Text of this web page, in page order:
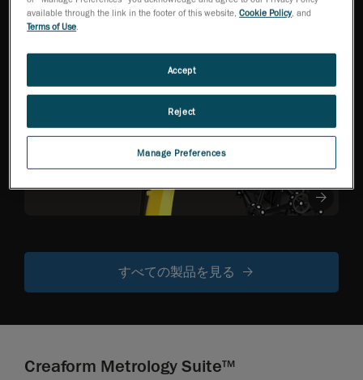
生産性向上を支え
る、座標測定機品質
ロボット搭載型
すべての製品を見る
Creaform Metrology SuiteTM
available through the link in the footer of this website,Cookie Policy, and
Terms of Use.
Manage Preferences
Reject
Accept